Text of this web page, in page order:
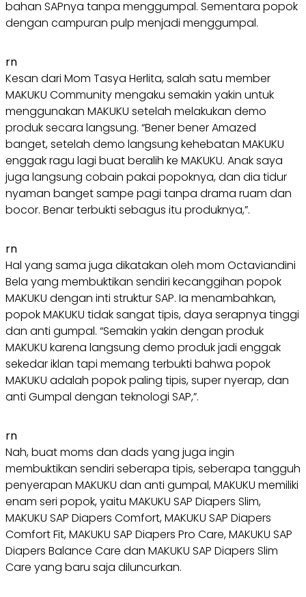
bahan SAPnya tanpa menggumpal. Sementara popok
dengan campuran pulp menjadi menggumpal.
rn
Kesan dari Mom Tasya Herlita, salah satu member
MAKUKU Community mengaku semakin yakin untuk
menggunakan MAKUKU setelah melakukan demo
produk secara langsung. “Bener bener Amazed
banget, setelah demo langsung kehebatan MAKUKU
enggak ragu lagi buat beralih ke MAKUKU. Anak saya
juga langsung cobain pakai popoknya, dan dia tidur
nyaman banget sampe pagi tanpa drama ruam dan
bocor. Benar terbukti sebagus itu produknya,”.
rn
Hal yang sama juga dikatakan oleh mom Octaviandini
Bela yang membuktikan sendiri kecanggihan popok
MAKUKU dengan inti struktur SAP. Ia menambahkan,
popok MAKUKU tidak sangat tipis, daya serapnya tinggi
dan anti gumpal. “Semakin yakin dengan produk
MAKUKU karena langsung demo produk jadi enggak
sekedar iklan tapi memang terbukti bahwa popok
MAKUKU adalah popok paling tipis, super nyerap, dan
anti Gumpal dengan teknologi SAP,”.
rn
Nah, buat moms dan dads yang juga ingin
membuktikan sendiri seberapa tipis, seberapa tangguh
penyerapan MAKUKU dan anti gumpal, MAKUKU memiliki
enam seri popok, yaitu MAKUKU SAP Diapers Slim,
MAKUKU SAP Diapers Comfort, MAKUKU SAP Diapers
Comfort Fit, MAKUKU SAP Diapers Pro Care, MAKUKU SAP
Diapers Balance Care dan MAKUKU SAP Diapers Slim
Care yang baru saja diluncurkan.